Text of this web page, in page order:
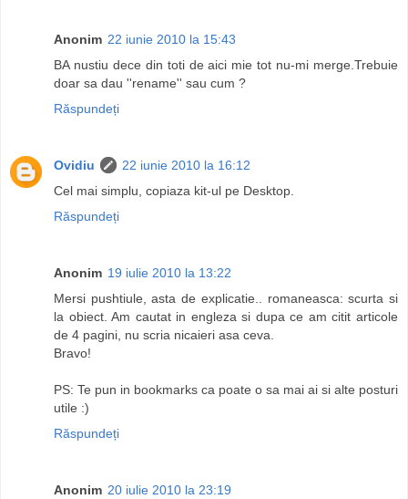
Anonim 22 iunie 2010 la 15:43
BA nustiu dece din toti de aici mie tot nu-mi merge.Trebuie
doar sa dau ''rename'' sau cum ?
Răspundeți
Ovidiu
22 iunie 2010 la 16:12
Cel mai simplu, copiaza kit-ul pe Desktop.
Răspundeți
Anonim 19 iulie 2010 la 13:22
Mersi pushtiule, asta de explicatie.. romaneasca: scurta si
la obiect. Am cautat in engleza si dupa ce am citit articole
de 4 pagini, nu scria nicaieri asa ceva.
Bravo!
PS: Te pun in bookmarks ca poate o sa mai ai si alte posturi
utile :)
Răspundeți
Anonim 20 iulie 2010 la 23:19